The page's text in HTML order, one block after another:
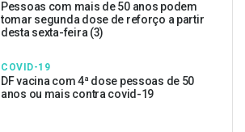
Pessoas com mais de 50 anos podem
tomar segunda dose de reforço a partir
desta sexta-feira (3)
COVID-19
DF vacina com 4ª dose pessoas de 50
anos ou mais contra covid-19